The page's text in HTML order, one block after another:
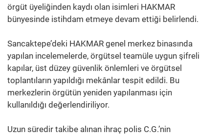
örgüt üyeliğinden kaydı olan isimleri HAKMAR
bünyesinde istihdam etmeye devam ettiği belirlendi.
Sancaktepe’deki HAKMAR genel merkez binasında
yapılan incelemelerde, örgütsel teamüle uygun şifreli
kapılar, üst düzey güvenlik önlemleri ve örgütsel
toplantıların yapıldığı mekânlar tespit edildi. Bu
merkezlerin örgütün yeniden yapılanması için
kullanıldığı değerlendiriliyor.
Uzun süredir takibe alınan ihraç polis C.G.’nin